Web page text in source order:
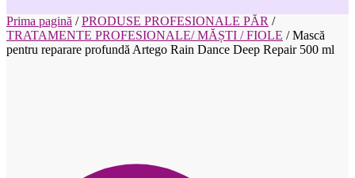
Prima pagină /PRODUSE PROFESIONALE PĂR /
TRATAMENTE PROFESIONALE/ MĂȘTI / FIOLE /Mască
pentru reparare profundă Artego Rain Dance Deep Repair 500 ml